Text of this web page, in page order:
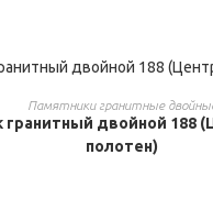
Памятники гранитные
гранитный двойной 188
полотен)